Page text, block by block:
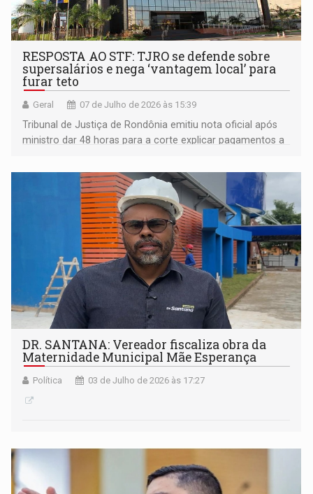
RESPOSTA AO STF: TJRO se defende sobre
supersalários e nega ‘vantagem local’ para
furar teto
Geral 07 de Julho de 2026 às 15:39
Tribunal de Justiça de Rondônia emitiu nota oficial após
ministro dar 48 horas para a corte explicar pagamentos a
chegaram a R$ 495 mil
DR. SANTANA: Vereador fiscaliza obra da
Maternidade Municipal Mãe Esperança
Política 03 de Julho de 2026 às 17:27